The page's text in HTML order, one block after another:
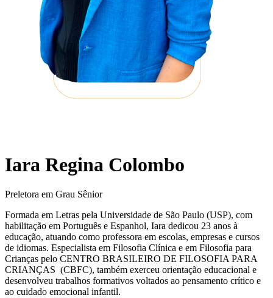
Iara Regina Colombo
Preletora em Grau Sênior
Formada em Letras pela Universidade de São Paulo (USP), com
habilitação em Português e Espanhol, Iara dedicou 23 anos à
educação, atuando como professora em escolas, empresas e cursos
de idiomas. Especialista em Filosofia Clínica e em Filosofia para
Crianças pelo CENTRO BRASILEIRO DE FILOSOFIA PARA
CRIANÇAS (CBFC), também exerceu orientação educacional e
desenvolveu trabalhos formativos voltados ao pensamento crítico e
ao cuidado emocional infantil.